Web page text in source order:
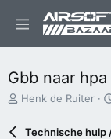
Gbb naar hpa
O
d
Henk de Ruiter
Technische hulp